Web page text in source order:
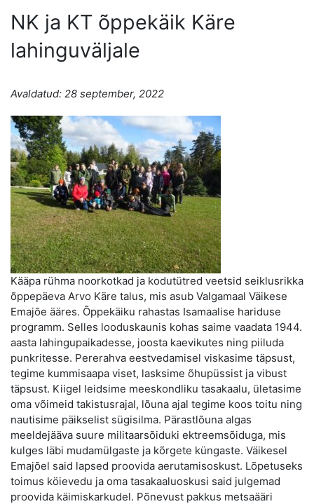
NK ja KT õppekäik Käre
lahinguväljale
Avaldatud: 28 september, 2022
Kääpa rühma noorkotkad ja kodutütred veetsid seiklusrikka
õppepäeva Arvo Käre talus, mis asub Valgamaal Väikese
Emajõe ääres. Õppekäiku rahastas Isamaalise hariduse
programm. Selles looduskaunis kohas saime vaadata 1944.
aasta lahingupaikadesse, joosta kaevikutes ning piiluda
punkritesse. Pererahva eestvedamisel viskasime täpsust,
tegime kummisaapa viset, lasksime õhupüssist ja vibust
täpsust. Kiigel leidsime meeskondliku tasakaalu, ületasime
oma võimeid takistusrajal, lõuna ajal tegime koos toitu ning
nautisime päikselist sügisilma. Pärastlõuna algas
meeldejääva suure militaarsõiduki ektreemsõiduga, mis
kulges läbi mudamülgaste ja kõrgete küngaste. Väikesel
Emajõel said lapsed proovida aerutamisoskust. Lõpetuseks
toimus köievedu ja oma tasakaaluoskusi said julgemad
proovida käimiskarkudel. Põnevust pakkus metsaääri